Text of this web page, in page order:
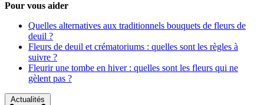
Pour vous aider
Quelles alternatives aux traditionnels bouquets de fleurs de
deuil ?
Fleurs de deuil et crématoriums : quelles sont les règles à
suivre ?
Fleurir une tombe en hiver : quelles sont les fleurs qui ne
gèlent pas ?
Actualités